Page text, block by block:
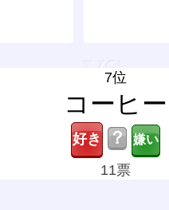
7位
コーヒー
？
11票